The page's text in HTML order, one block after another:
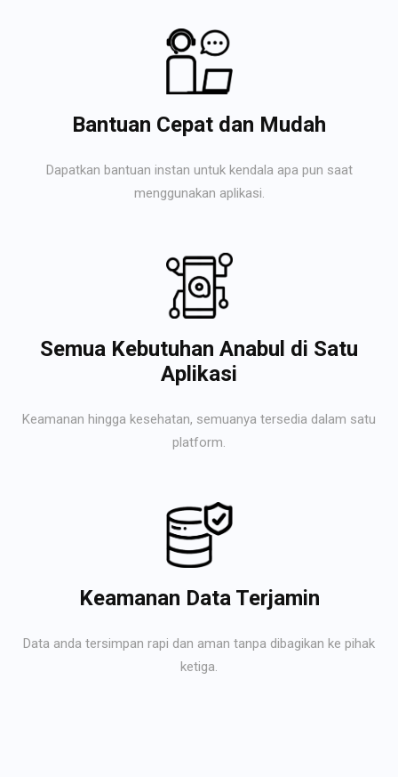
Bantuan Cepat dan Mudah
Dapatkan bantuan instan untuk kendala apa pun saat
menggunakan aplikasi.
Semua Kebutuhan Anabul di Satu
Aplikasi
Keamanan hingga kesehatan, semuanya tersedia dalam satu
platform.
Keamanan Data Terjamin
Data anda tersimpan rapi dan aman tanpa dibagikan ke pihak
ketiga.